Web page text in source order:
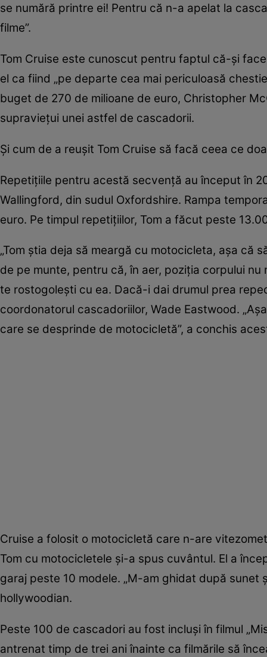
se numără printre ei! Pentru că n-a apelat la
filme”.
Tom Cruise este cunoscut pentru faptul că-și
el ca fiind „pe departe cea mai periculoasă
buget de 270 de milioane de euro, Christopher
supraviețui unei astfel de cascadorii.
Și cum de a reușit Tom Cruise să facă ceea ce
Repetițiile pentru acestă secvență au început în
Wallingford, din sudul Oxfordshire. Rampa
euro. Pe timpul repetițiilor, Tom a făcut peste
„Tom știa deja să meargă cu motocicleta, așa că
de pe munte, pentru că, în aer, poziția corpului
te rostogolești cu ea. Dacă-i dai drumul prea
coordonatorul cascadoriilor, Wade Eastwood.
care se desprinde de motocicletă”, a conchis
Cruise a folosit o motocicletă care n-are
Tom cu motocicletele și-a spus cuvântul. El a
garaj peste 10 modele. „M-am ghidat după
hollywoodian.
Peste 100 de cascadori au fost incluși în filmul
antrenat timp de trei ani înainte ca filmările să